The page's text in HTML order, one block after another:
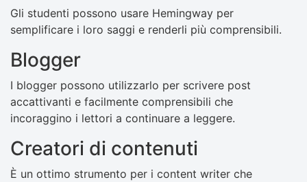
Gli studenti possono usare Hemingway per
semplificare i loro saggi e renderli più comprensibili.
Blogger
I blogger possono utilizzarlo per scrivere post
accattivanti e facilmente comprensibili che
incoraggino i lettori a continuare a leggere.
Creatori di contenuti
È un ottimo strumento per i content writer che